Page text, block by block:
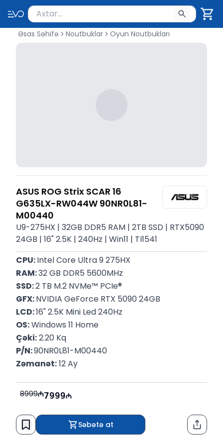
Məhsul axtar
Axtarış üçün ən azı 2 simvol yazın. Göndərmək
Əsas Səhifə Noutbuklar Oyun Noutbukları
ASUS ROG Strix SCAR 16
G635LX-RW044W 90NR0L81-
M00440
U9-275HX | 32GB DDR5 RAM | 2TB SSD | RTX5090
24GB | 16" 2.5K | 240Hz | Win11 | TI1541
CPU: Intel Core Ultra 9 275HX
RAM: 32 GB DDR5 5600MHz
SSD: 2 TB M.2 NVMe™ PCIe®
GFX: NVIDIA GeForce RTX 5090 24GB
LCD: 16" 2.5K Mini Led 240Hz
OS: Windows 11 Home
Çəki: 2.20 Kq
P/N: 90NR0L81-M00440
Zəmanət: 12 Ay
8999 7999
Səbətə at